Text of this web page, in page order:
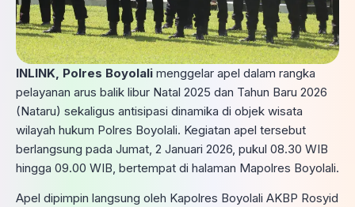
INLINK, Polres Boyolali menggelar apel dalam rangka
pelayanan arus balik libur Natal 2025 dan Tahun Baru 2026
(Nataru) sekaligus antisipasi dinamika di objek wisata
wilayah hukum Polres Boyolali. Kegiatan apel tersebut
berlangsung pada Jumat, 2 Januari 2026, pukul 08.30 WIB
hingga 09.00 WIB, bertempat di halaman Mapolres Boyolali.
Apel dipimpin langsung oleh Kapolres Boyolali AKBP Rosyid